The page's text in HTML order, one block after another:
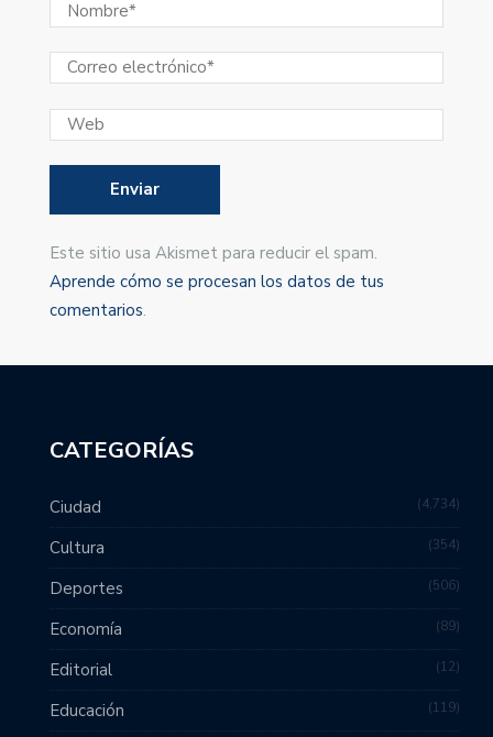
Este sitio usa Akismet para reducir el spam.
Aprende cómo se procesan los datos de tus
comentarios.
CATEGORÍAS
Ciudad 4,734
Cultura 354
Deportes 506
Economía 89
Editorial 12
Educación 119